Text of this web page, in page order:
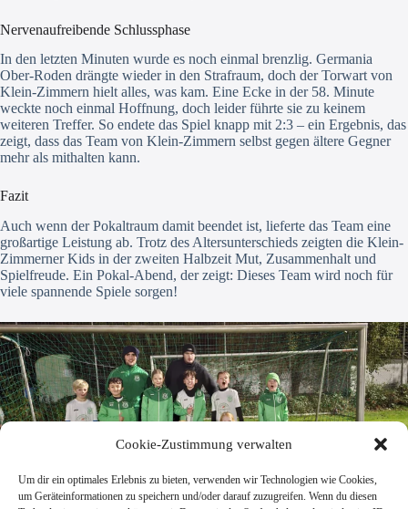
Cookie-Zustimmung verwalten
Um dir ein optimales Erlebnis zu bieten, verwenden wir Technologien wie Cookies,
um Geräteinformationen zu speichern und/oder darauf zuzugreifen. Wenn du diesen
Nervenaufreibende Schlussphase
In den letzten Minuten wurde es noch einmal brenzlig. Germania
Ober-Roden drängte wieder in den Strafraum, doch der Torwart von
Klein-Zimmern hielt alles, was kam. Eine Ecke in der 58. Minute
weckte noch einmal Hoffnung, doch leider führte sie zu keinem
weiteren Treffer. So endete das Spiel knapp mit 2:3 – ein Ergebnis, das
zeigt, dass das Team von Klein-Zimmern selbst gegen ältere Gegner
mehr als mithalten kann.
Fazit
Auch wenn der Pokaltraum damit beendet ist, lieferte das Team eine
großartige Leistung ab. Trotz des Altersunterschieds zeigten die Klein-
Zimmerner Kids in der zweiten Halbzeit Mut, Zusammenhalt und
Spielfreude. Ein Pokal-Abend, der zeigt: Dieses Team wird noch für
viele spannende Spiele sorgen!